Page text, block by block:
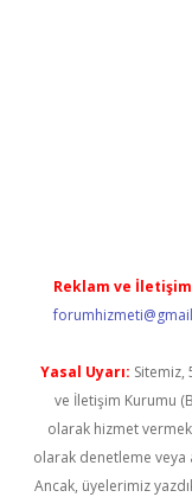
Reklam ve
Yasal Uyarı: Sitemiz,
ve İletişim Kurumu
olarak hizmet
olarak denetleme veya
Ancak, üyelerimiz